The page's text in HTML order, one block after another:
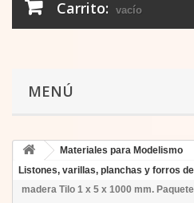
Carrito: vacío
MENÚ
Materiales para Modelismo
Listones, varillas, planchas y forros
madera Tilo 1 x 5 x 1000 mm.